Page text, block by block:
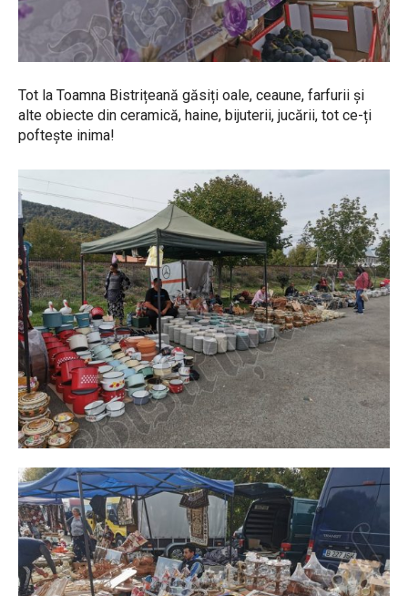
Tot la Toamna Bistrițeană găsiți oale, ceaune, farfurii și
alte obiecte din ceramică, haine, bijuterii, jucării, tot ce-ți
poftește inima!